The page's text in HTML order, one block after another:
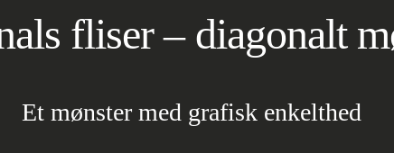
fliser – diagonalt
Et mønster med grafisk enkelthed